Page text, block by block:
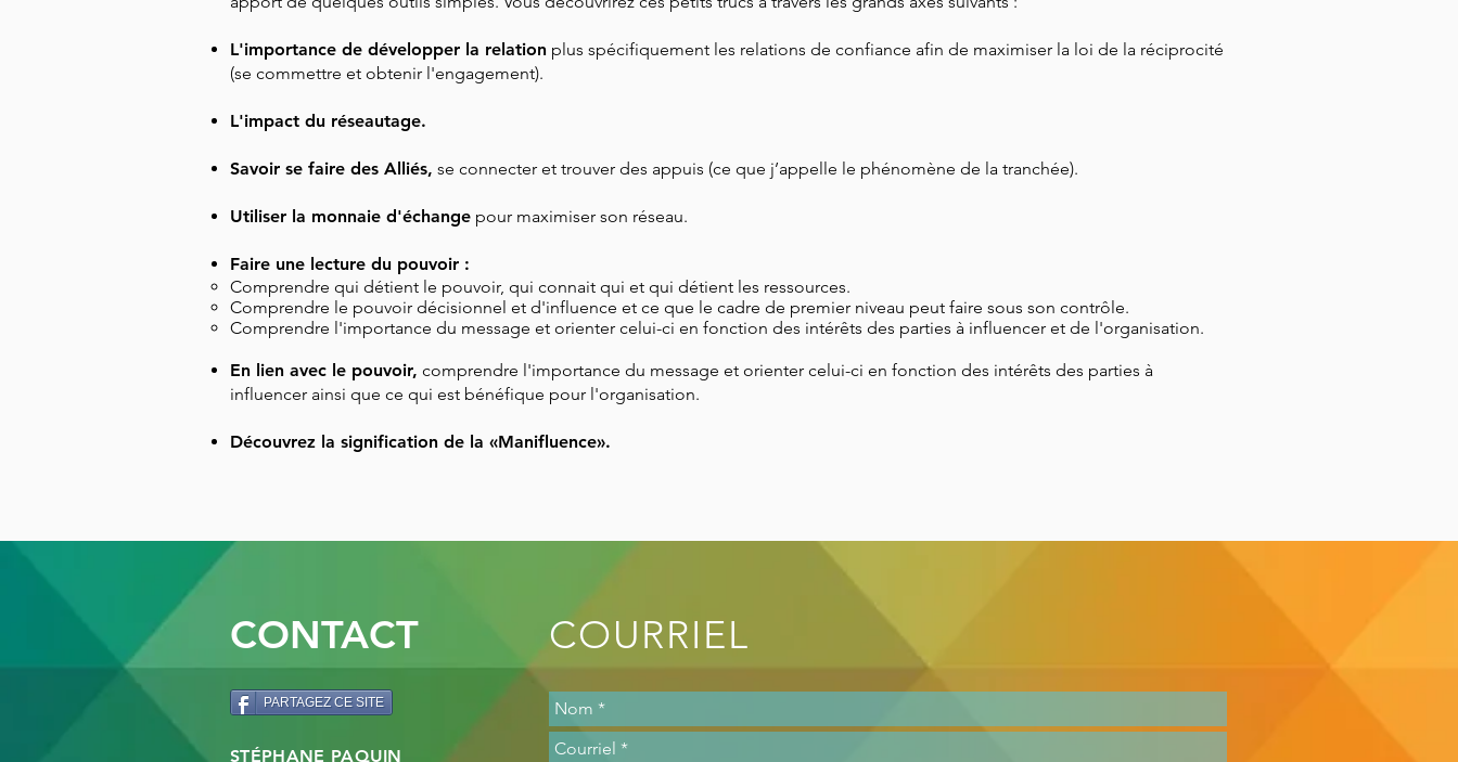
L'importance de développer la relation plus spécifiquement les relations de confiance afin de maximiser la loi de la réciprocité
(se commettre et obtenir l'engagement).
L'impact du réseautage.
Savoir se faire des Alliés, se connecter et trouver des appuis (ce que j’appelle le phénomène de la tranchée).
Utiliser la monnaie d'échange pour maximiser son réseau.
Faire une lecture du pouvoir :
Comprendre qui détient le pouvoir, qui connait qui et qui détient les ressources.
Comprendre le pouvoir décisionnel et d'influence et ce que le cadre de premier niveau peut faire sous son contrôle.
Comprendre l'importance du message et orienter celui-ci en fonction des intérêts des parties à influencer et de l'organisation.
En lien avec le pouvoir, comprendre l'importance du message et orienter celui-ci en fonction des intérêts des parties à
influencer ainsi que ce qui est bénéfique pour l'organisation.
Découvrez la signification de la «Manifluence».
CONTACT COURRIEL
PARTAGEZ CE SITE
STÉPHANE PAQUIN